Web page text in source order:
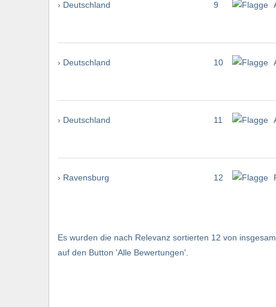
› Deutschland 9
› Deutschland 10
› Deutschland 11
› Ravensburg 12
Es wurden die nach Relevanz sortierten 12 von
auf den Button 'Alle Bewertungen'.